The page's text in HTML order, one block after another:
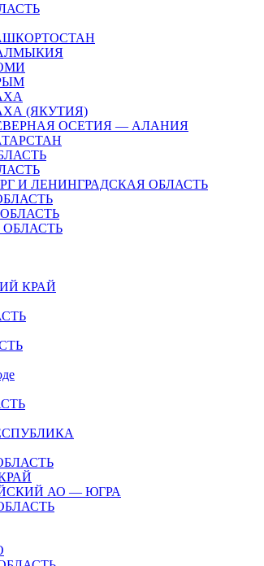
(ЯКУТИЯ)
ОСЕТИЯ — АЛАНИЯ
И ЛЕНИНГРАДСКАЯ ОБЛАСТЬ
КРАЙ
АО — ЮГРА